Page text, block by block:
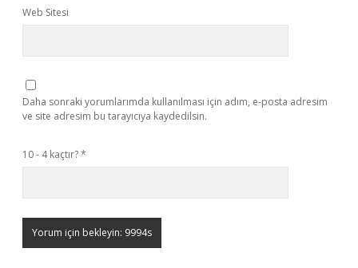
Web Sitesi
Daha sonraki yorumlarımda kullanılması için adım, e-posta adresim
ve site adresim bu tarayıcıya kaydedilsin.
10 - 4 kaçtır?*